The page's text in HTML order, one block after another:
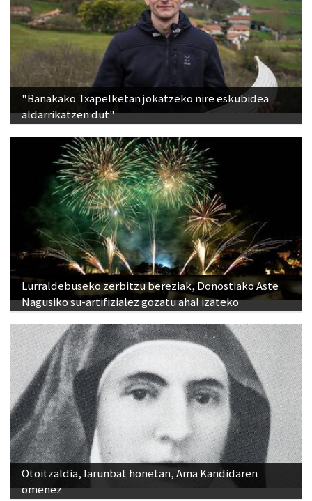
"Banakako Txapelketan jokatzeko nire eskubidea
aldarrikatzen dut"
Lurraldebuseko zerbitzu bereziak, Donostiako Aste
Nagusiko su-artifizialez gozatu ahal izateko
Otoitzaldia, larunbat honetan, Ama Kandidaren
omenez